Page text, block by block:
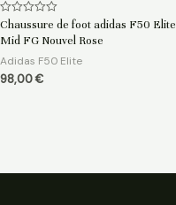
Note
sur
Chaussure de foot adidas F50 Elite
Mid FG Nouvel Rose
Adidas F50 Elite
98,00€